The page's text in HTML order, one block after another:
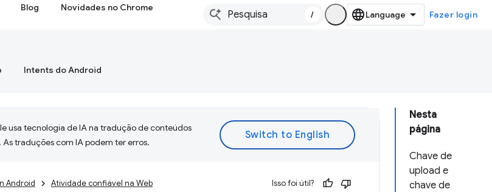
Blog Novidades no Chrome
/ Fazer login
Intents do Android
Nesta
página
Chave de
upload e
chave de
usa tecnologia de IA na tradução de conteúdos
traduções com IA podem ter erros.
Android Atividade confiável na Web Isso foi útil?